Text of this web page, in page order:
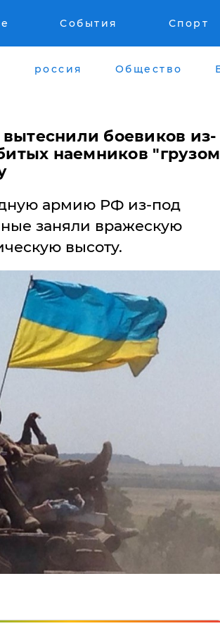
События Спорт
россия Общество
боевиков из-
наемников "грузом
армию РФ из-под
заняли вражескую
высоту.